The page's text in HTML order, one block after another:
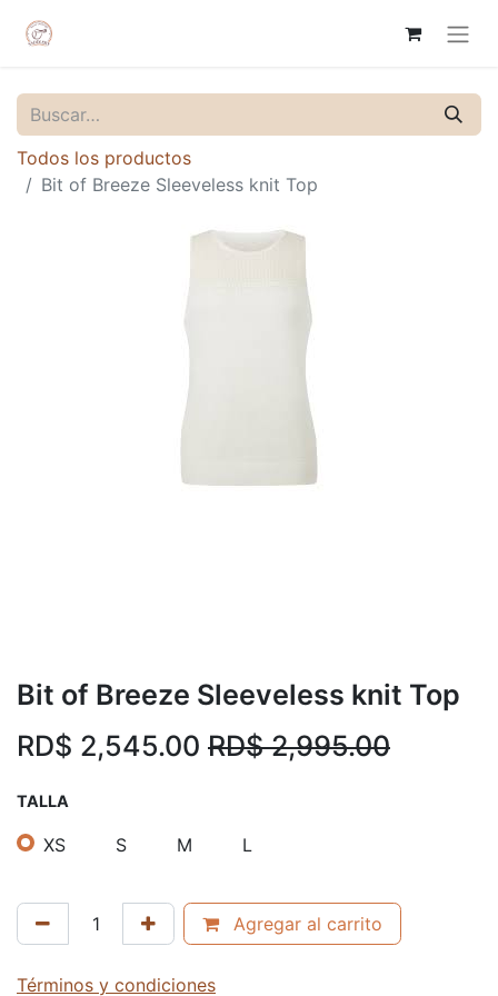
Todos los productos
Bit of Breeze Sleeveless knit Top
Bit of Breeze Sleeveless knit Top
RD$ 2,545.00 RD$2,995.00
TALLA
XS S M L
Agregar al carrito
Términos y condiciones